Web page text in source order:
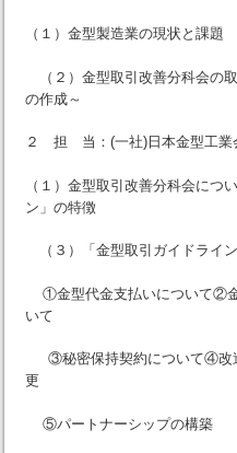
（１）金型製造業の現状と課題
（２）金型取引改善分科会の
の作成～
２ 担 当：(一社)日本金型工業
（１）金型取引改善分科会に
ン」の特徴
（３）「金型取引ガイドライ
①金型代金支払いについて②金
いて
③秘密保持契約について④改
更
⑤パートナーシップの構築